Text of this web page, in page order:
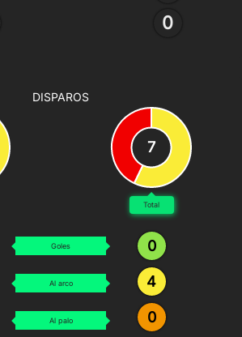
0
DISPAROS
7
Total
0
4
0
Goles
Al arco
Al palo